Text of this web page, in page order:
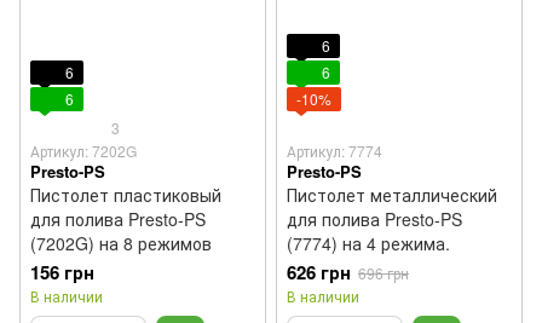
6
6
3
Артикул: 7202G
Presto-PS
Пистолет пластиковый
для полива Presto-PS
(7202G) на 8 режимов
156 грн
В наличии
6
6
-10%
Артикул: 7774
Presto-PS
Пистолет металлический
для полива Presto-PS
(7774) на 4 режима.
626 грн 696 грн
В наличии